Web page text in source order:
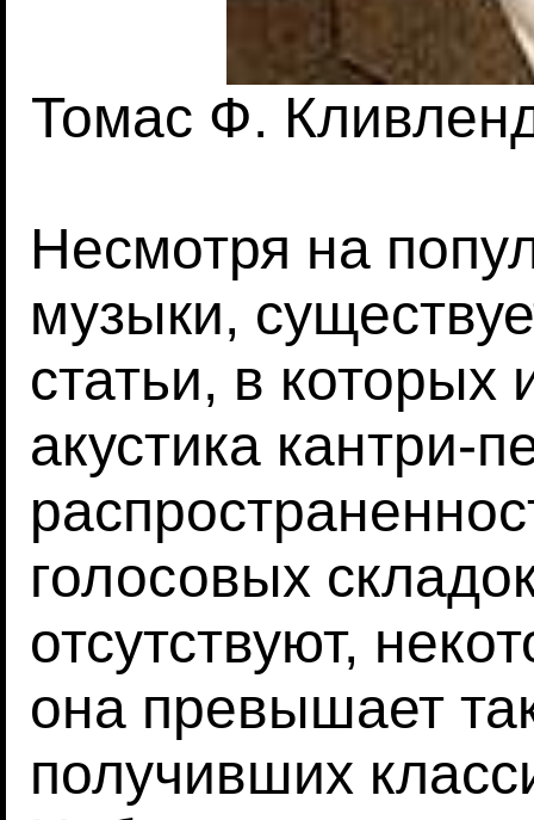
Томас Ф.
Несмотря на
музыки,
статьи, в которых
акустика кантри-
голосовых
отсутствуют,
она превышает
получивших